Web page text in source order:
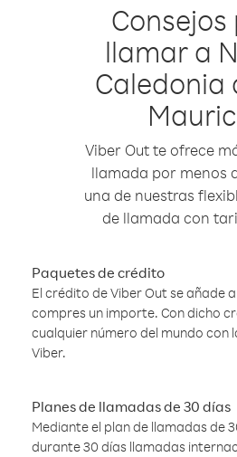
llamar a
Caledonia
Viber Out te ofrece
llamada por menos
una de nuestras
de llamada con
Paquetes de crédito
El crédito de Viber Out se añade
compres un importe. Con dicho
cualquier número del mundo con
Viber.
Planes de llamadas de 30 días
Mediante el plan de llamadas de
durante 30 días llamadas